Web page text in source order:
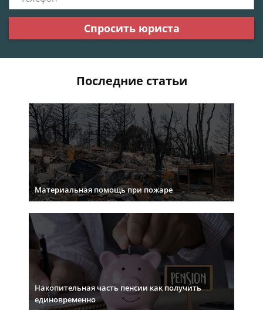
Спросить юриста
Последние статьи
Материальная помощь при пожаре
Накопительная часть пенсии как получить
единовременно